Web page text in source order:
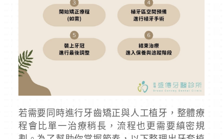
若需要同時進行牙齒矯正與人工植牙，整體療
程會比單一治療稍長，流程也更需要縝密規